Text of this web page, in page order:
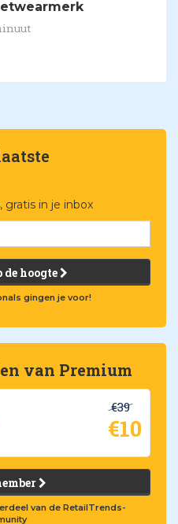
gratis in je inbox
de hoogte
gingen je voor!
van Premium
€39
€10
van de RetailTrends-